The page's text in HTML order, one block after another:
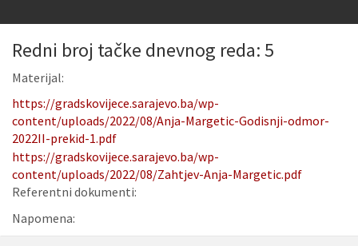
Redni broj tačke dnevnog reda: 5
Materijal:
https://gradskovijece.sarajevo.ba/wp-
content/uploads/2022/08/Anja-Margetic-Godisnji-odmor-
2022II-prekid-1.pdf
https://gradskovijece.sarajevo.ba/wp-
content/uploads/2022/08/Zahtjev-Anja-Margetic.pdf
Referentni dokumenti:
Napomena: